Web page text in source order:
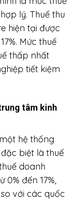
lý. Thuế thu
hiện tại được
Mức thuế
thấp nhất
tiết kiệm
tâm kinh
hệ thống
biệt là thuế
doanh
đến 17%,
với các quốc